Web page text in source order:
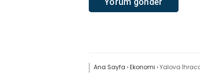
Ana Sayfa ›Ekonomi ›Yalova